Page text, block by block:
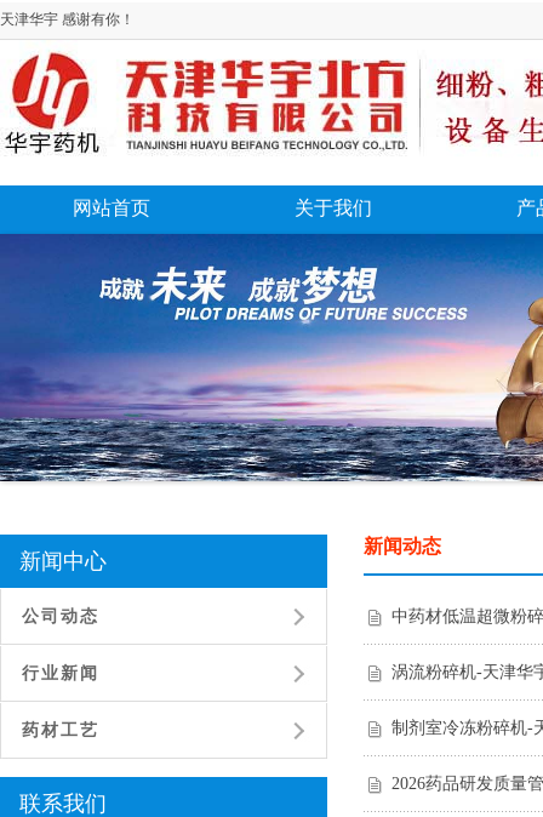
天津华宇 感谢有你！
网站首页 关于我们 产
新闻中心
公司动态
行业新闻
药材工艺
联系我们
新闻动态
中药材低温超微粉
涡流粉碎机-天津华
制剂室冷冻粉碎机-
2026药品研发质量